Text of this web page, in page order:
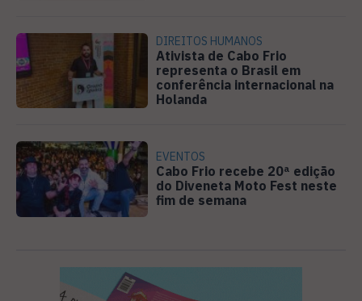
DIREITOS HUMANOS
Ativista de Cabo Frio
representa o Brasil em
conferência internacional na
Holanda
EVENTOS
Cabo Frio recebe 20ª edição
do Diveneta Moto Fest neste
fim de semana